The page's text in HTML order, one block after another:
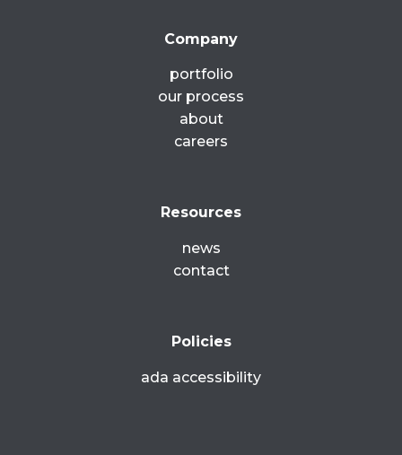
Company
portfolio
our process
about
careers
Resources
news
contact
Policies
ada accessibility